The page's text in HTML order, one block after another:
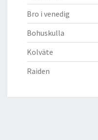
Bro i venedig
Bohuskulla
Kolväte
Raiden